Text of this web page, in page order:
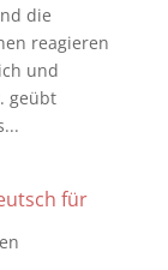
die
reagieren
und
geübt
für